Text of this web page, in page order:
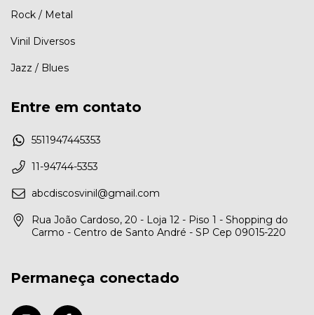
Rock / Metal
Vinil Diversos
Jazz / Blues
Entre em contato
5511947445353
11-94744-5353
abcdiscosvinil@gmail.com
Rua João Cardoso, 20 - Loja 12 - Piso 1 - Shopping do
Carmo - Centro de Santo André - SP Cep 09015-220
Permaneça conectado